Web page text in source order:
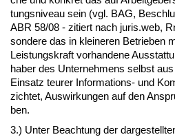
tungs­ni­veau sein (vgl. BAG,
ABR 58/08 - zi­tiert nach ju­ris.web,
son­de­re das in klei­ne­ren Be­trie­ben
Leis­tungs­kraft vor­han­de­ne
ha­ber des Un­ter­neh­mens selbst
Ein­satz teu­rer In­for­ma­ti­ons- und
zich­tet, Aus­wir­kun­gen auf den
ben.
3.) Un­ter Be­ach­tung der